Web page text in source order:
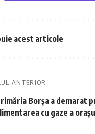
acest articole
ANTERIOR
Borșa a demarat
cu gaze a